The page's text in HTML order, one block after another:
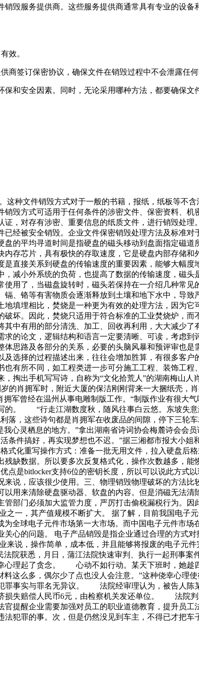
毁服务提供商。这些服务提供商通常具有专业的设
效。
签订保密协议，确保文件在销毁过程中不会泄露任何
和安全因素。同时，无论采用哪种方法，都要确保文
这种文件销毁方式对于一般的书籍，报纸，纸板等不
毁方式可适用于任何条件的涉密文件、保密资料、
，对存有涉密、重要信息的纸质文件，进行销毁处
经被安全销毁。企业文件保密销毁处理方法及标准
的平均寻道时间是指硬盘的磁头移动到盘面指定磁
存芯片，具有极快的存取速度，它是硬盘内部存储
直接关系到硬盘的传输速度的重要因素，能够大幅
减小外系统的负荷，也提高了数据的传输速度，磁头
用了，当磁盘旋转时，磁头若保持在一介绍几种常
、铬等有害物质会逐渐释放到土壤和地下水中，导
填埋相比，焚烧是一种更为有效的处理方法，因为
坏。因此，焚烧只适用于符合标准的工业焚烧炉，
中有用的部分清洗、加工、回收再利用，大大减少了
的论文，逻辑结构和语言一定要清晰、可读，考虑
思路及各部分的关系，必要的头脑风暴和预评审也
选择的过程描述出来，往往会增加胜算，有很多客
有所不同，如工程类进一步可分施工工程、装饰工
掏出手机写写诗，自称为“文化拾荒人”的湖南梅山
肖拥军时，附近大厦的保洁刚刚背来一大捆纸壳，
曾经在温州从事电雕制版工作。“制版作业有很大
的。 “行走江湖数度秋，随风往事白云悠。东坡失
落，这些诗句都是肖拥军在收废品的间隙，停下三轮
灵栖息的地方。”拿出湖南省诗词协会梅麓诗会会
条件搞好，再实现梦想也不迟。”据三湘都市报大小
式化重写操作方式：准备一批无用文件，拉入硬盘后
缺数据。所以要多次反复格式化，操作次数越多，能
点是bitlocker支持6位的密钥长度，所以可以说此方式
说，应该很少使用。三、物理销毁物理破坏的方法比
用来清除硬盘驱动器、软盘的内容。但是消磁无法
部门必须加大监管力度，严厉打击偷税漏税行为。
一，其产值规模不断扩大。 据了解，目前我国电子
全球电子元件市场第一大市场。而中国电子元件市
心的问题。 电子产品销毁是指企业通过合理的方式
来说，操作简单，成本低，并且能够将报废的电子
获悉，月日，蒲江法院快速审判、执行一起刑事案
心理起了贪念。 心动不如行动。某天下班时，她趁
么多，偶尔少了点也没人会注意。”这种侥幸心理
罪事实与罪名无异议。 法院经审理认为，被告人陈
损失赔偿人民币6元，由检察机关发还单位。 法院
醒企业需要加强对员工的职业道德教育，提升员工
犯罪的事。次，但是仍然没见到车主，不得已才把